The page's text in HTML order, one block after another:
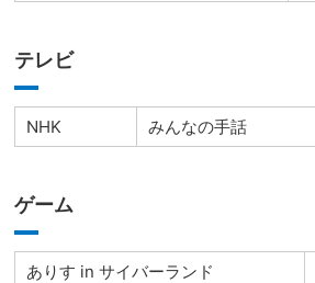
テレビ
NHK みんなの手話
ゲーム
ありす in サイバーランド